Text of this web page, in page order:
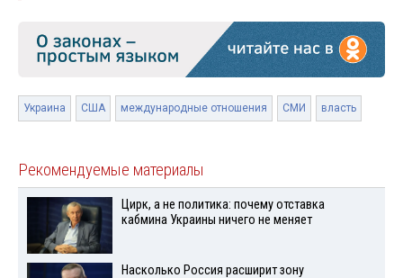
Украина США международные отношения СМИ власть
Рекомендуемые материалы
Цирк, а не политика: почему отставка
кабмина Украины ничего не меняет
Насколько Россия расширит зону